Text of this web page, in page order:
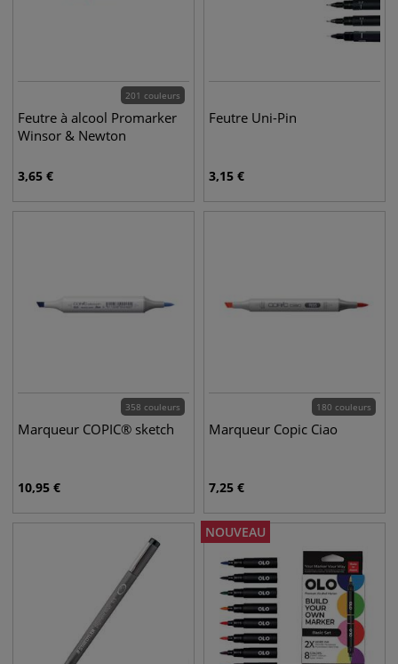
201 couleurs
Feutre à alcool Promarker
Winsor & Newton
3,65 €
Feutre Uni-Pin
3,15 €
358 couleurs
Marqueur COPIC® sketch
10,95 €
180 couleurs
Marqueur Copic Ciao
7,25 €
NOUVEAU